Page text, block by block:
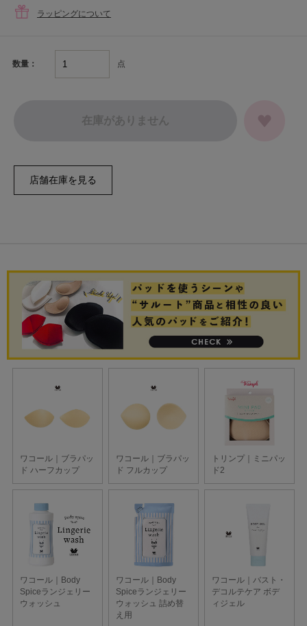
ラッピングについて
数量： 点
在庫がありません